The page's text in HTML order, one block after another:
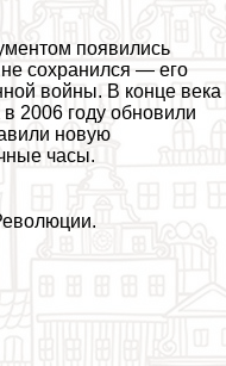
появились
сохранился — его
войны. В конце века
2006 году обновили
новую
часы.